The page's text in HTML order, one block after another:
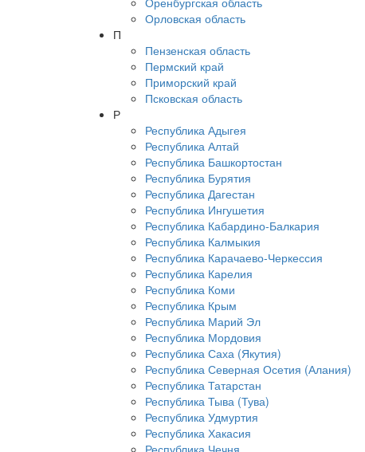
Орловская область
П
Пензенская область
Пермский край
Приморский край
Псковская область
Р
Республика Адыгея
Республика Алтай
Республика Башкортостан
Республика Бурятия
Республика Дагестан
Республика Ингушетия
Республика Кабардино-Балкария
Республика Калмыкия
Республика Карачаево-Черкессия
Республика Карелия
Республика Коми
Республика Крым
Республика Марий Эл
Республика Мордовия
Республика Саха (Якутия)
Республика Северная Осетия (Алания)
Республика Татарстан
Республика Тыва (Тува)
Республика Удмуртия
Республика Хакасия
Республика Чечня